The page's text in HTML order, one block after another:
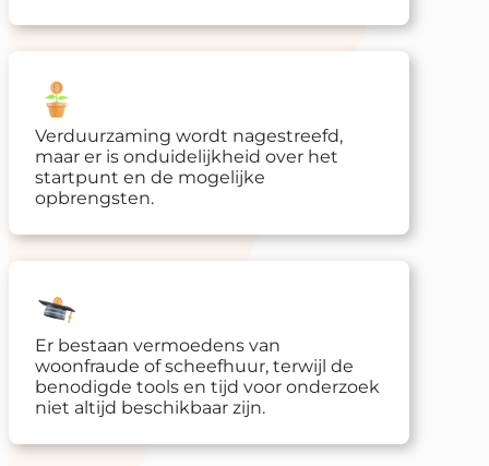
Verduurzaming wordt nagestreefd,
maar er is onduidelijkheid over het
startpunt en de mogelijke
opbrengsten.
Er bestaan vermoedens van
woonfraude of scheefhuur, terwijl de
benodigde tools en tijd voor onderzoek
niet altijd beschikbaar zijn.